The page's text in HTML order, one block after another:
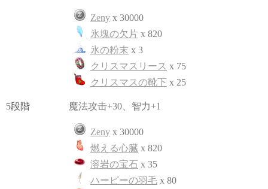
Zeny x 30000
氷塊の欠片 x 820
氷の粉末 x 3
クリスマスリース x 75
クリスマスの靴下 x 25
5段階 魔法攻击+30、智力+1
Zeny x 30000
燃える心臓 x 820
溶岩の宝石 x 35
ハーピーの羽毛 x 80